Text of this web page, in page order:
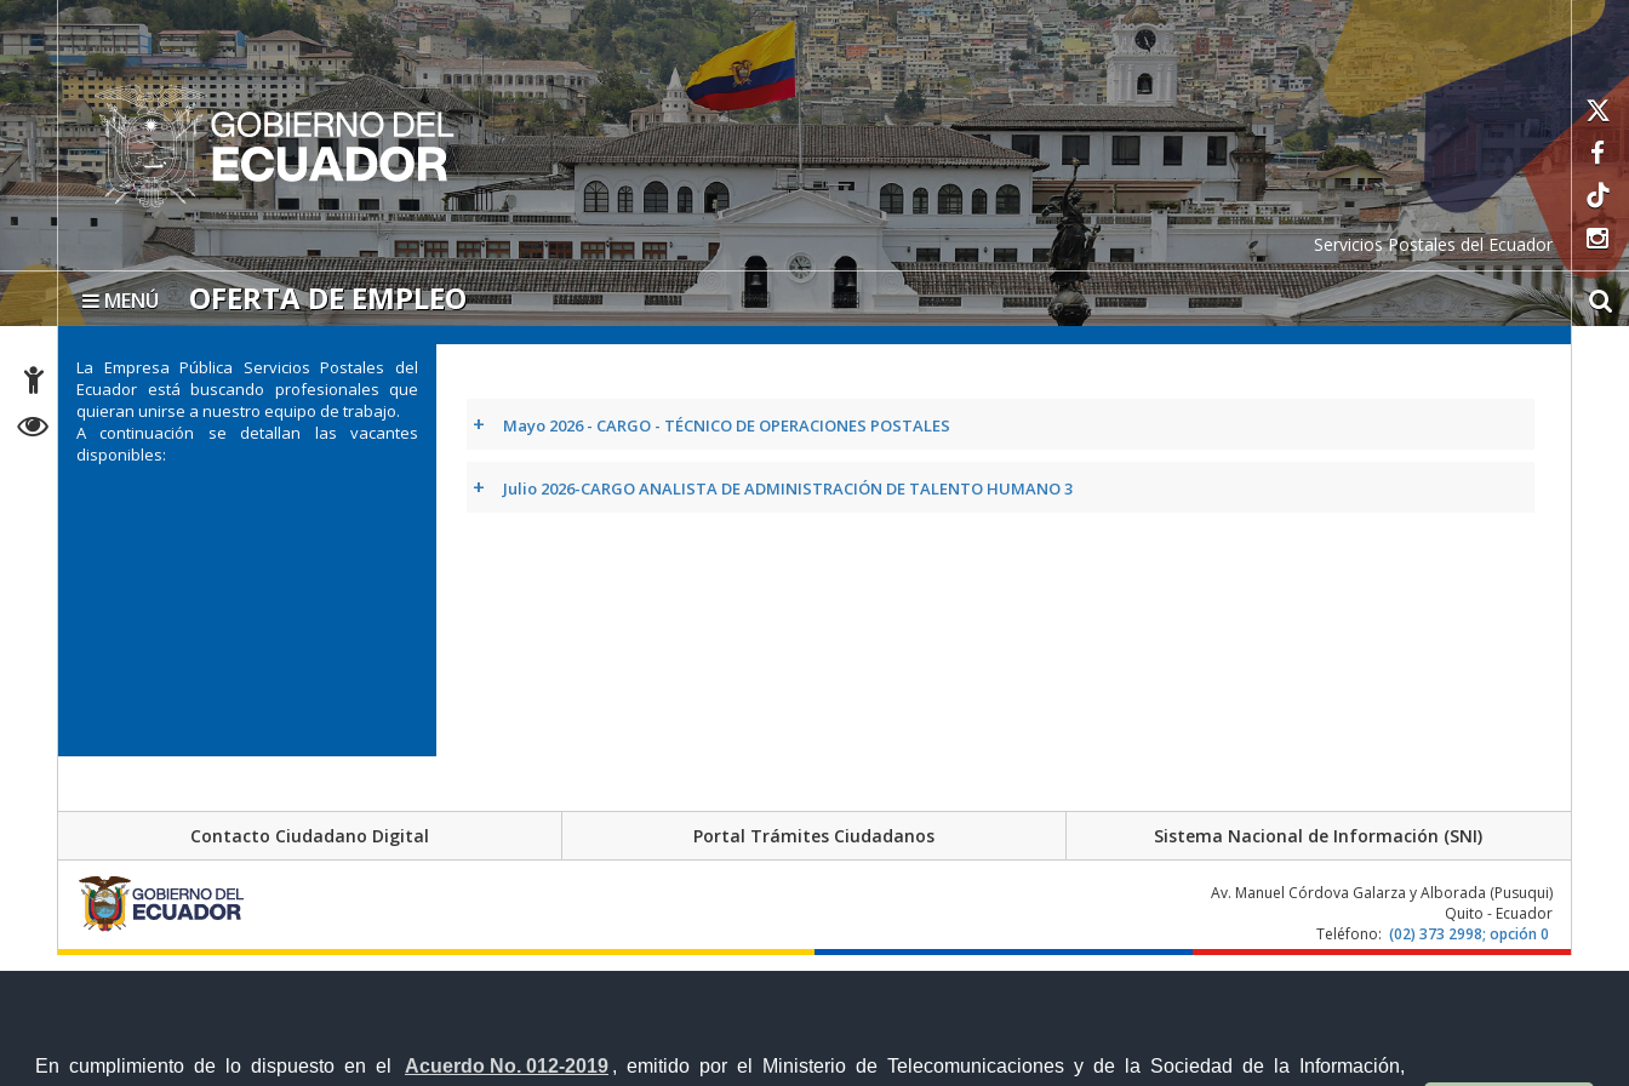
En cumplimiento de lo dispuesto en el Acuerdo No. 012-2019 , emitido por el Ministerio de Telecomunicaciones y de la Sociedad de la Información,
Servicios Postales del Ecuador
MENÚ OFERTA DE EMPLEO
La Empresa Pública Servicios Postales del
Ecuador está buscando profesionales que
quieran unirse a nuestro equipo de trabajo.
A continuación se detallan las vacantes
disponibles:
+ Mayo 2026 - CARGO - TÉCNICO DE OPERACIONES POSTALES
+ Julio 2026-CARGO ANALISTA DE ADMINISTRACIÓN DE TALENTO HUMANO 3
Contacto Ciudadano Digital Portal Trámites Ciudadanos Sistema Nacional de Información (SNI)
Av. Manuel Córdova Galarza y Alborada (Pusuqui)
Quito - Ecuador
Teléfono: (02) 373 2998; opción 0